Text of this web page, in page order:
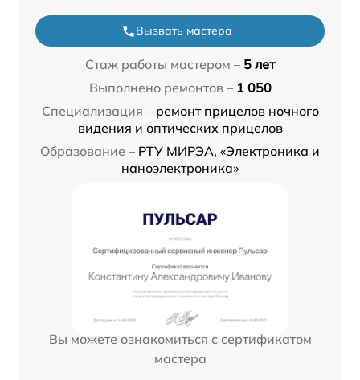
Вызвать мастера
Стаж работы мастером – 5 лет
Выполнено ремонтов – 1 050
Специализация – ремонт прицелов ночного
видения и оптических прицелов
Образование – РТУ МИРЭА, «Электроника и
наноэлектроника»
Вы можете ознакомиться с сертификатом
мастера